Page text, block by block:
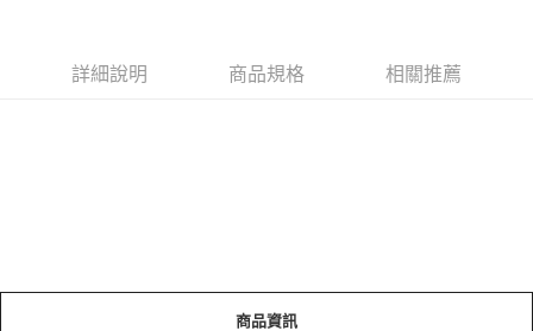
宅配［需2-3個工作天不含預購商品］
詳細說明 商品規格 相關推薦
商品資訊